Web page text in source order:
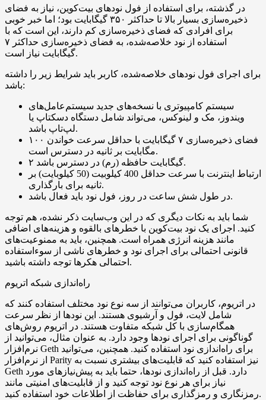
در گذشته، برای استفاده از فول نودهای بیت‌کوین، نیاز به فضای
ذخیره‌سازی بسیار بالا تا حداکثر ۳۵۰ گیگابایت بود؛ اما خبر خوبی
برای افرادی که فضای ذخیره‌سازی کم دارند، این است که با
استفاده از نود خلاصه‌شده، به فضای ذخیره‌سازی حداکثر ۷
گیگابایت نیاز است.
برای اجرای فول نودهای خلاصه‌شده، کاربر باید شرایط زیر را داشته
باشد:
سیستم کامپیوتری با نسخه‌های جدید سیستم‌عامل‌های
ویندوز، مک و لینوکس، می‌تواند شامل دستگاه دسکتاپ یا
لپ‌تاپ باشد.
فضای ذخیره‌سازی ۷ گیگابایت با حداقل سرعت خواندن ۱۰۰
مگابایت بر ثانیه در دسترس است.
۲ گیگابایت حافظه (رم) در دسترس باشد.
ارتباط اینترنت با سرعت حداقل 400 کیلوبیت (50 کیلوبایت) بر
ثانیه برای بارگذاری.
در طول شش ساعت در روز، فول نود باید فعال باشد.
شما باید به نکات دیگری که در این وب‌سایت ذکر نشده، هم توجه
کنید. اجرای یک نود بیت‌کوین با خطرهای بالقوه و هزینه‌های اضافی
مانند هزینه انرژی همراه است. همچنین، باید به ممنوعیت‌های
قانونی احتمالی برای اجرای نود و خطرهای ناشی از سوءاستفاده
احتمالی هکرها توجه داشته باشید.
راه‌اندازی شبکه اتریوم
در اتریوم، کاربران می‌توانند از سه نوع نود مختلف استفاده کنند که
شامل لایت، فول و آرشیوی هستند. این نودها از نظر سرعت
همگام‌سازی با کل شبکه متفاوت هستند. در اتریوم روش‌های
گوناگونی برای اجرای نودها وجود دارد. به عنوان مثال، می‌توانید از
نرم‌افزار Geth برای راه‌اندازی نود استفاده کنید. همچنین، می‌توانید
از نرم‌افزار Parity نیز استفاده کنید که قابلیت‌های بیشتری نسبت به
Geth دارد. قبل از راه‌اندازی نودها، حتما باید به پیش‌نیازهای مورد
نیاز برای هر نوع نود توجه کنید و از قابلیت‌های امنیتی مانند
رمزنگاری و رمزگذاری برای حفاظت از اطلاعات خود استفاده کنید.